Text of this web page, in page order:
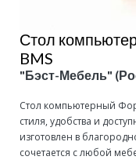
Стол
BMS
"Бэст-Мебель"
Стол компьютерный
стиля, удобства и
изготовлен в
сочетается с любой